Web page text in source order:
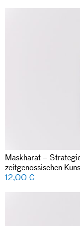
Maskharat –
zeitgenössischen
12,00€